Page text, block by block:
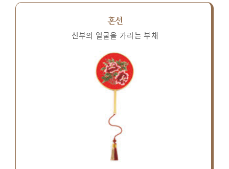
혼선
신부의 얼굴을 가리는 부채